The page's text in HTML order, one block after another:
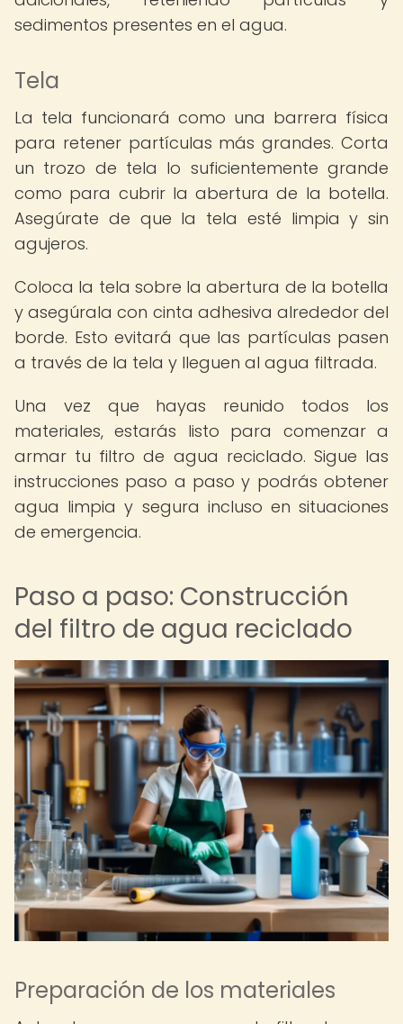
sedimentos presentes en el agua.
Tela
La tela funcionará como una barrera física
para retener partículas más grandes. Corta
un trozo de tela lo suficientemente grande
como para cubrir la abertura de la botella.
Asegúrate de que la tela esté limpia y sin
agujeros.
Coloca la tela sobre la abertura de la botella
y asegúrala con cinta adhesiva alrededor del
borde. Esto evitará que las partículas pasen
a través de la tela y lleguen al agua filtrada.
Una vez que hayas reunido todos los
materiales, estarás listo para comenzar a
armar tu filtro de agua reciclado. Sigue las
instrucciones paso a paso y podrás obtener
agua limpia y segura incluso en situaciones
de emergencia.
Paso a paso: Construcción
del filtro de agua reciclado
Preparación de los materiales